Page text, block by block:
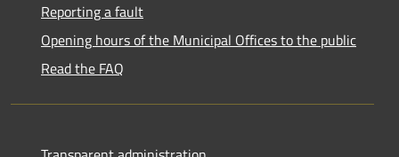
Reporting a fault
Opening hours of the Municipal Offices to the public
Read the FAQ